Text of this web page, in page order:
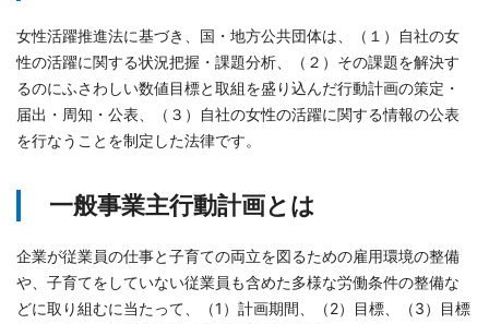
女性活躍推進法に基づき、国・地方公共団体は、（１）自社の女
性の活躍に関する状況把握・課題分析、（２）その課題を解決す
るのにふさわしい数値目標と取組を盛り込んだ行動計画の策定・
届出・周知・公表、（３）自社の女性の活躍に関する情報の公表
を行なうことを制定した法律です。
一般事業主行動計画とは
企業が従業員の仕事と子育ての両立を図るための雇用環境の整備
や、子育てをしていない従業員も含めた多様な労働条件の整備な
どに取り組むに当たって、（1）計画期間、（2）目標、（3）目標